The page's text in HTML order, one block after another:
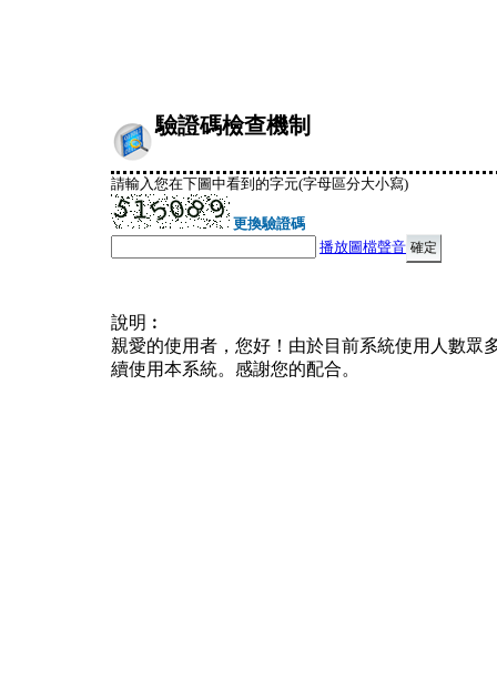
驗證碼檢查機制
請輸入您在下圖中看到的字元(字母區分大小寫)
更換驗證碼
播放圖檔聲音
說明︰
親愛的使用者，您好！由於目前系統使用人數眾
續使用本系統。感謝您的配合。